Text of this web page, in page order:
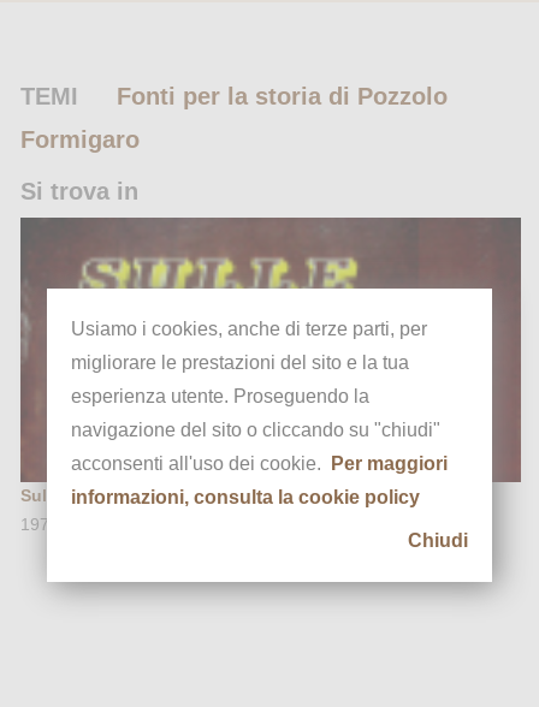
TEMI
Fonti per la storia di Pozzolo
Formigaro
Si trova in
Sulle Aie di Pozzolo
1979
Usiamo i cookies, anche di terze parti, per
migliorare le prestazioni del sito e la tua
esperienza utente. Proseguendo la
navigazione del sito o cliccando su "chiudi"
acconsenti all'uso dei cookie.
Per maggiori
informazioni, consulta la cookie policy
Chiudi